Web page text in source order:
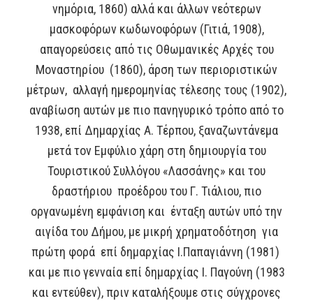
νημόρια, 1860) αλλά και άλλων νεότερων
μασκοφόρων κωδωνοφόρων (Γιτιά, 1908),
απαγορεύσεις από τις Οθωμανικές Αρχές του
Μοναστηρίου (1860), άρση των περιοριστικών
μέτρων, αλλαγή ημερομηνίας τέλεσης τους (1902),
αναβίωση αυτών με πιο πανηγυρικό τρόπο από το
1938, επί Δημαρχίας Α. Τέρπου, ξαναζωντάνεμα
μετά τον Εμφύλιο χάρη στη δημιουργία του
Τουριστικού Συλλόγου «Λασσάνης» και του
δραστήριου προέδρου του Γ. Τιάλιου, πιο
οργανωμένη εμφάνιση και ένταξη αυτών υπό την
αιγίδα του Δήμου, με μικρή χρηματοδότηση για
πρώτη φορά επί δημαρχίας Ι.Παπαγιάννη (1981)
και με πιο γενναία επί δημαρχίας Ι. Παγούνη (1983
και εντεύθεν), πριν καταλήξουμε στις σύγχρονες